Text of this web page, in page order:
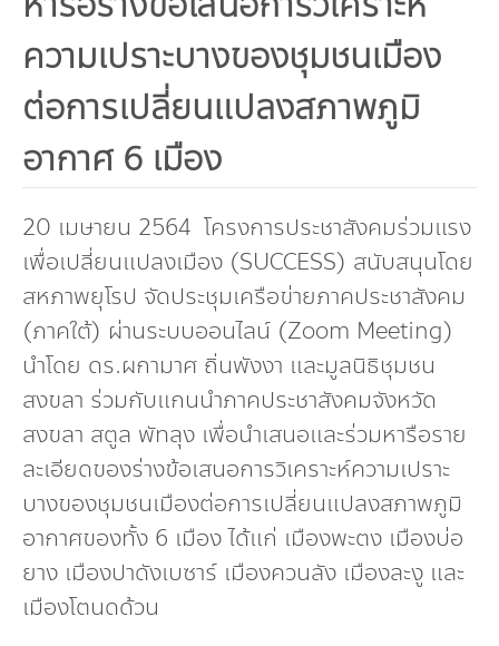
สำนักงานสีเขียว
รางวัลและเกียรติประวัติ
กองทุน
กองทุน ดร.ธีระ พันธุมวนิช
กองทุนสุขภาพกับสภาวะโลกร้อน
TBCSD
ความเปราะบางของชุมชนเมือง
ต่อการเปลี่ยนแปลงสภาพภูมิ
อากาศ 6 เมือง
20 เมษายน 2564 โครงการประชาสังคมร่วมแรง
เพื่อเปลี่ยนแปลงเมือง (SUCCESS) สนับสนุนโดย
สหภาพยุโรป จัดประชุมเครือข่ายภาคประชาสังคม
(ภาคใต้) ผ่านระบบออนไลน์ (Zoom Meeting)
นำโดย ดร.ผกามาศ ถิ่นพังงา และมูลนิธิชุมชน
สงขลา ร่วมกับแกนนำภาคประชาสังคมจังหวัด
สงขลา สตูล พัทลุง เพื่อนำเสนอและร่วมหารือราย
ละเอียดของร่างข้อเสนอการวิเคราะห์ความเปราะ
บางของชุมชนเมืองต่อการเปลี่ยนแปลงสภาพภูมิ
อากาศของทั้ง 6 เมือง ได้แก่ เมืองพะตง เมืองบ่อ
ยาง เมืองปาดังเบซาร์ เมืองควนลัง เมืองละงู และ
เมืองโตนดด้วน